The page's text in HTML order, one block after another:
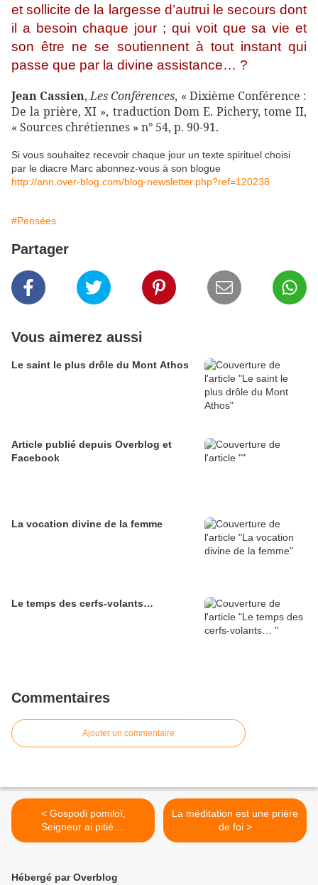
et sollicite de la largesse d’autrui le secours dont
il a besoin chaque jour ; qui voit que sa vie et
son être ne se soutiennent à tout instant qui
passe que par la divine assistance… ?
Jean Cassien,Les Conférences, « Dixième Conférence :
De la prière, XI », traduction Dom E. Pichery, tome II,
« Sources chrétiennes » n° 54, p. 90-91.
Si vous souhaitez recevoir chaque jour un texte spirituel choisi
par le diacre Marc abonnez-vous à son blogue
http://ann.over-blog.com/blog-newsletter.php?ref=120238
#Pensées
Partager
Vous aimerez aussi
Le saint le plus drôle du Mont Athos
Article publié depuis Overblog et
Facebook
La vocation divine de la femme
Le temps des cerfs-volants…
Commentaires
Ajouter un commentaire
< Gospodi pomiloï,
Seigneur ai pitié ...
La méditation est une prière
de foi >
Hébergé par Overblog